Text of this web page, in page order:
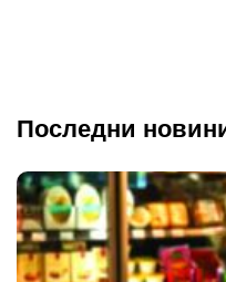
Последни